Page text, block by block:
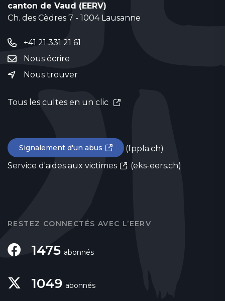
canton de Vaud (EERV)
Ch. des Cèdres 7 - 1004 Lausanne
+41 21 331 21 61
Nous écrire
Nous trouver
Tous les cultes en un clic
Signalement d'un abus
(fppla.ch)
Service d'aides aux victimes
(eks-eers.ch)
RESTEZ CONNECTÉS AVEC L’EERV
1475 abonnés
1049 abonnés